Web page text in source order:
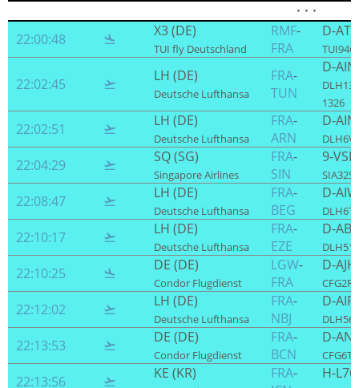
· · ·
22:00:48  X3 (DE)
TUI fly Deutschland
RMF-
FRA
D-
22:02:45  LH (DE)
Deutsche Lufthansa
FRA-
TUN
D-
1326
22:02:51  LH (DE)
Deutsche Lufthansa
FRA-
ARN
D-
22:04:29  SQ (SG)
Singapore Airlines
FRA-
SIN
9-
SIA325
22:08:47  LH (DE)
Deutsche Lufthansa
FRA-
BEG
D-
22:10:17  LH (DE)
Deutsche Lufthansa
FRA-
EZE
D-
22:10:25  DE (DE)
Condor Flugdienst
LGW-
FRA
D-
22:12:02  LH (DE)
Deutsche Lufthansa
FRA-
NBJ
D-
22:13:53  DE (DE)
Condor Flugdienst
FRA-
BCN
D-
22:13:56  KE (KR) FRA-
H-